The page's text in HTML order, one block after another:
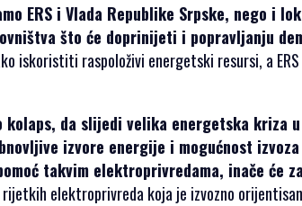
ERS i Vlada Republike Srpske, nego i
što će doprinijeti i popravljanju
iskoristiti raspoloživi energetski resursi, a
da slijedi velika energetska kriza
izvore energije i mogućnost
takvim elektroprivredama, inače će
elektroprivreda koja je izvozno